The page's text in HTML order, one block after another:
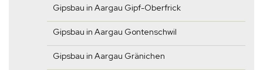
Gipsbau in Aargau Gipf-Oberfrick
Gipsbau in Aargau Gontenschwil
Gipsbau in Aargau Gränichen